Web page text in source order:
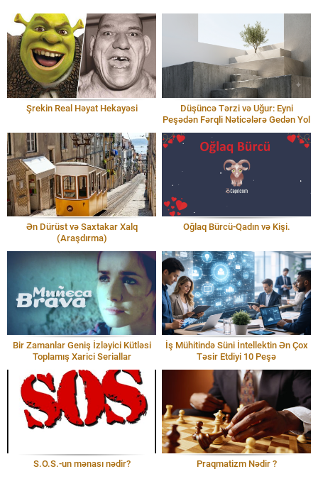
Şrekin Real Həyat Hekayəsi
Düşüncə Tərzi və Uğur: Eyni
Peşədən Fərqli Nəticələrə Gedən Yol
Ən Dürüst və Saxtakar Xalq
(Araşdırma)
Oğlaq Bürcü-Qadın və Kişi.
Bir Zamanlar Geniş İzləyici Kütləsi
Toplamış Xarici Seriallar
İş Mühitində Süni İntellektin Ən Çox
Təsir Etdiyi 10 Peşə
S.O.S.-un mənası nədir? Praqmatizm Nədir ?